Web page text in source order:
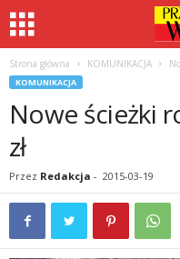
Strona główna KOMUNIKACJA
KOMUNIKACJA
Nowe ścieżki
zł
Przez Redakcja - 2015-03-19